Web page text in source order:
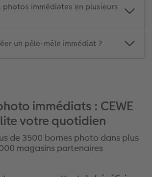
photos immédiates en plusieurs
un pêle-mêle immédiat ?
immédiats : CEWE
votre quotidien
de 3500 bornes photo dans plus
magasins partenaires